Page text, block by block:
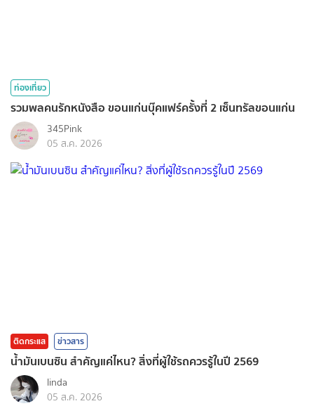
ท่องเที่ยว
รวมพลคนรักหนังสือ ขอนแก่นบุ๊คแฟร์ครั้งที่ 2 เซ็นทรัลขอนแก่น
345Pink
05 ส.ค. 2026
ติดกระแส ข่าวสาร
น้ำมันเบนซิน สำคัญแค่ไหน? สิ่งที่ผู้ใช้รถควรรู้ในปี 2569
linda
05 ส.ค. 2026